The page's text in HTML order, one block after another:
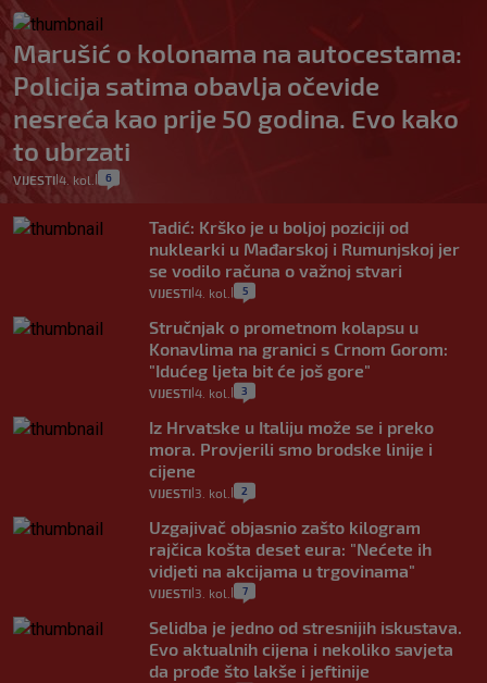
Marušić o kolonama na autocestama:
Policija satima obavlja očevide
nesreća kao prije 50 godina. Evo kako
to ubrzati
VIJESTI 4. kol. 6
Tadić: Krško je u boljoj poziciji od
nuklearki u Mađarskoj i Rumunjskoj jer
se vodilo računa o važnoj stvari
VIJESTI 4. kol. 5
Stručnjak o prometnom kolapsu u
Konavlima na granici s Crnom Gorom:
"Idućeg ljeta bit će još gore"
VIJESTI 4. kol. 3
Iz Hrvatske u Italiju može se i preko
mora. Provjerili smo brodske linije i
cijene
VIJESTI 3. kol. 2
Uzgajivač objasnio zašto kilogram
rajčica košta deset eura: "Nećete ih
vidjeti na akcijama u trgovinama"
VIJESTI 3. kol. 7
Selidba je jedno od stresnijih iskustava.
Evo aktualnih cijena i nekoliko savjeta
da prođe što lakše i jeftinije